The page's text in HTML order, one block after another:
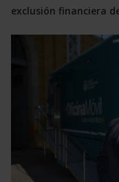
exclusión financiera